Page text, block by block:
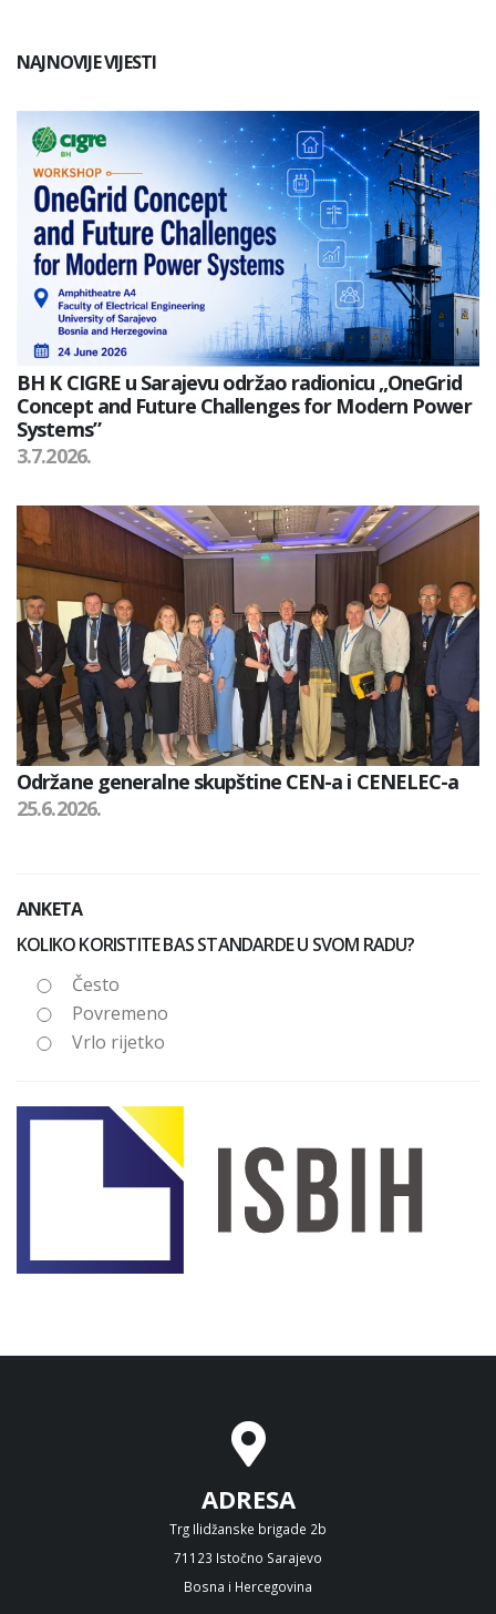
NAJNOVIJE VIJESTI
BH K CIGRE u Sarajevu održao radionicu „OneGrid
Concept and Future Challenges for Modern Power
Systems”
3.7.2026.
Održane generalne skupštine CEN-a i CENELEC-a
25.6.2026.
ANKETA
KOLIKO KORISTITE BAS STANDARDE U SVOM RADU?
Često
Povremeno
Vrlo rijetko
ADRESA
Trg Ilidžanske brigade 2b
71123 Istočno Sarajevo
Bosna i Hercegovina